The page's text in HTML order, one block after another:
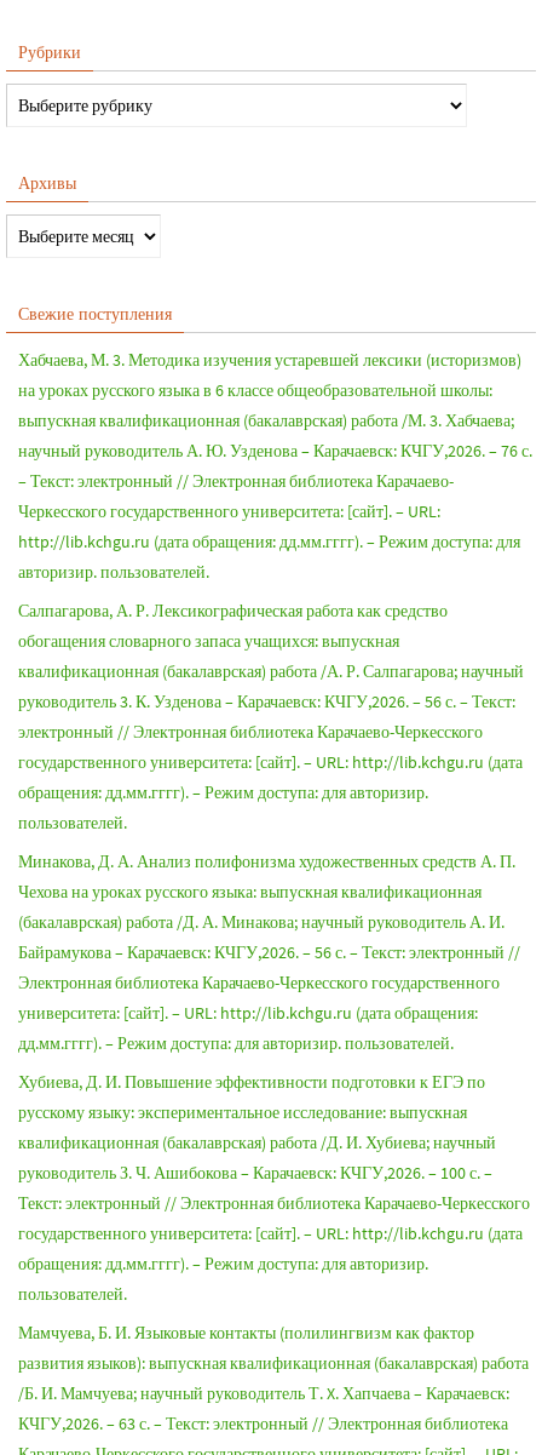
Рубрики
Архивы
Свежие поступления
Хабчаева, М. 3. Методика изучения устаревшей лексики (историзмов)
на уроках русского языка в 6 классе общеобразовательной школы:
выпускная квалификационная (бакалаврская) работа /М. 3. Хабчаева;
научный руководитель А. Ю. Узденова – Карачаевск: КЧГУ,2026. – 76 с.
– Текст: электронный // Электронная библиотека Карачаево-
Черкесского государственного университета: [сайт]. – URL:
http://lib.kchgu.ru (дата обращения: дд.мм.гггг). – Режим доступа: для
авторизир. пользователей.
Салпагарова, А. Р. Лексикографическая работа как средство
обогащения словарного запаса учащихся: выпускная
квалификационная (бакалаврская) работа /А. Р. Салпагарова; научный
руководитель 3. К. Узденова – Карачаевск: КЧГУ,2026. – 56 с. – Текст:
электронный // Электронная библиотека Карачаево-Черкесского
государственного университета: [сайт]. – URL: http://lib.kchgu.ru (дата
обращения: дд.мм.гггг). – Режим доступа: для авторизир.
пользователей.
Минакова, Д. А. Анализ полифонизма художественных средств А. П.
Чехова на уроках русского языка: выпускная квалификационная
(бакалаврская) работа /Д. А. Минакова; научный руководитель А. И.
Байрамукова – Карачаевск: КЧГУ,2026. – 56 с. – Текст: электронный //
Электронная библиотека Карачаево-Черкесского государственного
университета: [сайт]. – URL: http://lib.kchgu.ru (дата обращения:
дд.мм.гггг). – Режим доступа: для авторизир. пользователей.
Хубиева, Д. И. Повышение эффективности подготовки к ЕГЭ по
русскому языку: экспериментальное исследование: выпускная
квалификационная (бакалаврская) работа /Д. И. Хубиева; научный
руководитель З. Ч. Ашибокова – Карачаевск: КЧГУ,2026. – 100 с. –
Текст: электронный // Электронная библиотека Карачаево-Черкесского
государственного университета: [сайт]. – URL: http://lib.kchgu.ru (дата
обращения: дд.мм.гггг). – Режим доступа: для авторизир.
пользователей.
Мамчуева, Б. И. Языковые контакты (полилингвизм как фактор
развития языков): выпускная квалификационная (бакалаврская) работа
/Б. И. Мамчуева; научный руководитель Т. X. Хапчаева – Карачаевск:
КЧГУ,2026. – 63 с. – Текст: электронный // Электронная библиотека